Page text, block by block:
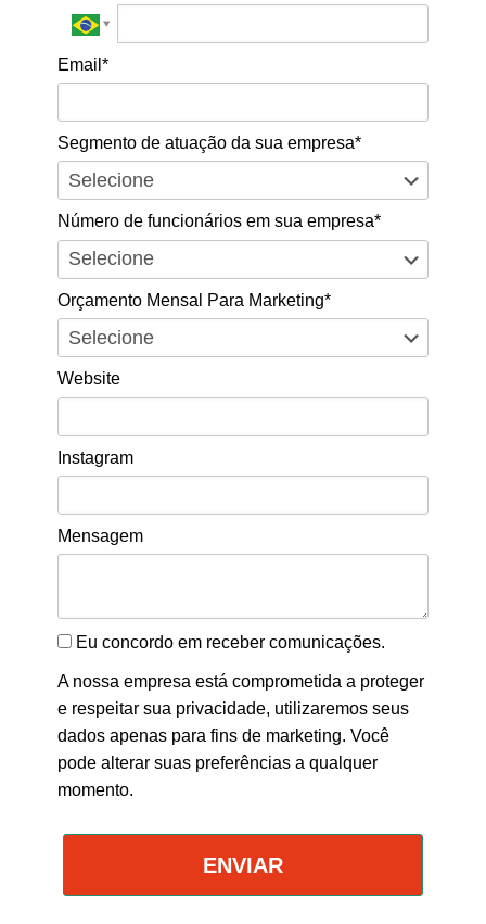
Email*
Segmento de atuação da sua empresa*
Número de funcionários em sua empresa*
Orçamento Mensal Para Marketing*
Website
Instagram
Mensagem
Eu concordo em receber comunicações.
A nossa empresa está comprometida a proteger
e respeitar sua privacidade, utilizaremos seus
dados apenas para fins de marketing. Você
pode alterar suas preferências a qualquer
momento.
ENVIAR